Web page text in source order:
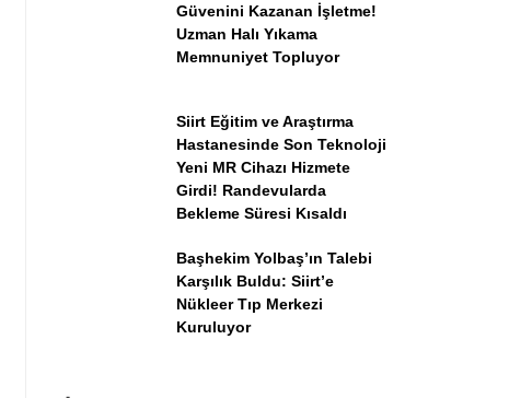
Güvenini Kazanan İşletme!
Uzman Halı Yıkama
Memnuniyet Topluyor
Siirt Eğitim ve Araştırma
Hastanesinde Son Teknoloji
Yeni MR Cihazı Hizmete
Girdi! Randevularda
Bekleme Süresi Kısaldı
Başhekim Yolbaş’ın Talebi
Karşılık Buldu: Siirt’e
Nükleer Tıp Merkezi
Kuruluyor